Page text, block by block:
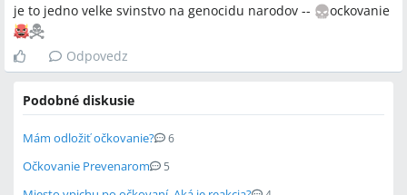
je to jedno velke svinstvo na genocidu narodov --
ockovanie
Odpovedz
Podobné diskusie
Mám odložiť očkovanie? 6
Očkovanie Prevenarom 5